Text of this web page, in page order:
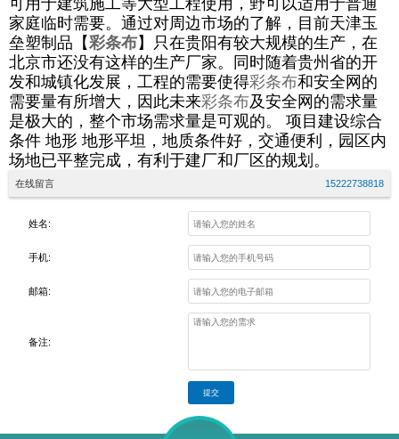
可用于建筑施工等大型工程使用，野可以适用于普通
家庭临时需要。通过对周边市场的了解，目前天津玉
垒塑制品【彩条布】只在贵阳有较大规模的生产，在
北京市还没有这样的生产厂家。同时随着贵州省的开
发和城镇化发展，工程的需要使得彩条布和安全网的
需要量有所增大，因此未来彩条布及安全网的需求量
是极大的，整个市场需求量是可观的。 项目建设综合
条件 地形 地形平坦，地质条件好，交通便利，园区内
场地已平整完成，有利于建厂和厂区的规划。
在线留言 15222738818
姓名:
手机:
邮箱:
备注:
提交